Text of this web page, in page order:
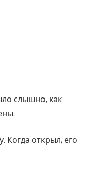
слышно, как
Когда открыл, его